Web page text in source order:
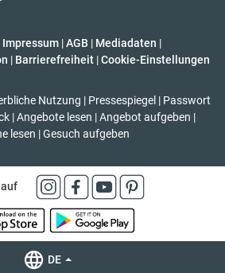
Impressum |AGB | Mediadaten |
| Barrierefreiheit | Cookie-Einstellungen
Nutzung | Pressespiegel | Passwort
| Angebote lesen | Angebot aufgeben |
lesen | Gesuch aufgeben
DE